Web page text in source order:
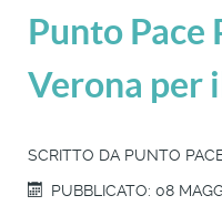
Punto Pace
Verona per
SCRITTO DA PUNTO
PUBBLICATO: 08